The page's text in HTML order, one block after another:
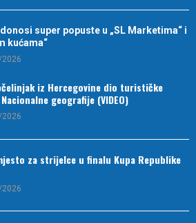
super popuste u „SL Marketima“ i
kućama“
iz Hercegovine dio turističke
geografije (VIDEO)
za strijelce u finalu Kupa Republike